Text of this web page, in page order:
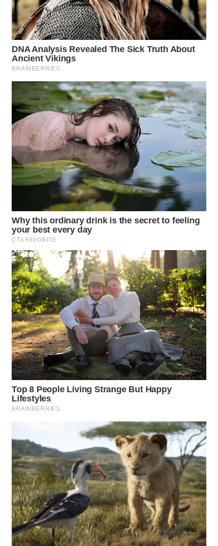
WN
NIAS
WN
LANGKAT
TAPANULI
SELATAN
WN
TANJUNG
LESUNG
WN
KARO
SIMALUNGUN
WN
LABUHANBATU
WN
TAPANULI
TENGAH
WN DELI
SERDANG
WN
TEBING
TINGGI
WN
WN
KARAWANG
WN
BEKASI
WN
BOGOR